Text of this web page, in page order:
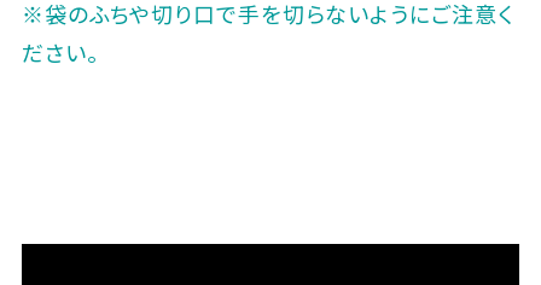
※袋のふちや切り口で手を切らないようにご注意く
ださい｡